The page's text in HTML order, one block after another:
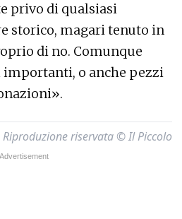
privo di qualsiasi
storico, magari tenuto in
di no. Comunque
o anche pezzi
Riproduzione riservata © Il Piccolo